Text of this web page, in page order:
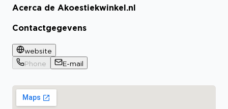
Bekijk certificaat
Acerca de Akoestiekwinkel.nl
Contactgegevens
website
Phone
E-mail